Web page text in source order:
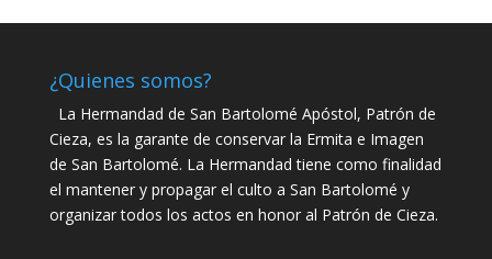
¿Quienes somos?
La Hermandad de San Bartolomé Apóstol, Patrón de
Cieza, es la garante de conservar la Ermita e Imagen
de San Bartolomé. La Hermandad tiene como finalidad
el mantener y propagar el culto a San Bartolomé y
organizar todos los actos en honor al Patrón de Cieza.